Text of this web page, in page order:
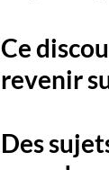
Ce
revenir
Des